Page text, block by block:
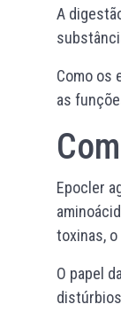
A
Como os
as
Epocler
toxinas,
O papel da